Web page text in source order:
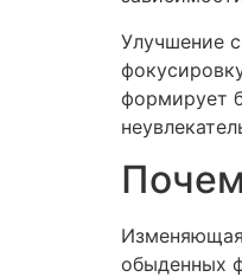
Улучшение
формирует
Изменяющая
обыденных